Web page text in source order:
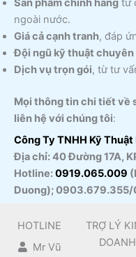
Sản phẩm chính hãng từ
ngoài nước.
Giá cả cạnh tranh, đáp
Đội ngũ kỹ thuật chuyên
Dịch vụ trọn gói, từ tư
Mọi thông tin chi tiết về
liên hệ với chúng tôi:
Công Ty TNHH Kỹ Thuật
Địa chỉ: 40 Đường 17A,
Hotline:0919.065.009
Duong);
HOTLINE
Mr Vũ
TRỢ LÝ
DOANH